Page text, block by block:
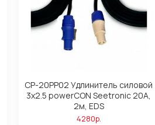
CP-20PP02 Удлинитель силовой
3х2.5 powerCON Seetronic 20A,
2м, EDS
4280р.